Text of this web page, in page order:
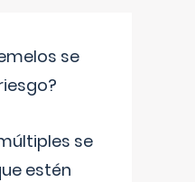
se
se
estén